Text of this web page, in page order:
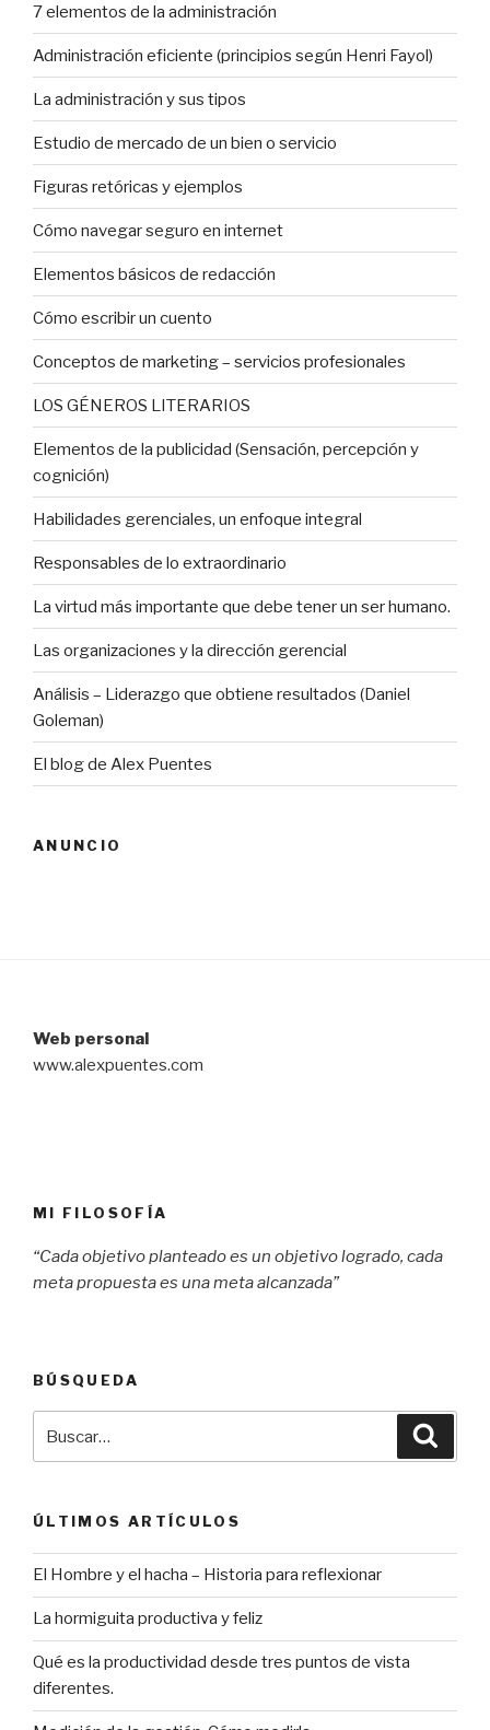
7 elementos de la administración
Administración eficiente (principios según Henri Fayol)
La administración y sus tipos
Estudio de mercado de un bien o servicio
Figuras retóricas y ejemplos
Cómo navegar seguro en internet
Elementos básicos de redacción
Cómo escribir un cuento
Conceptos de marketing – servicios profesionales
LOS GÉNEROS LITERARIOS
Elementos de la publicidad (Sensación, percepción y
cognición)
Habilidades gerenciales, un enfoque integral
Responsables de lo extraordinario
La virtud más importante que debe tener un ser humano.
Las organizaciones y la dirección gerencial
Análisis – Liderazgo que obtiene resultados (Daniel
Goleman)
El blog de Alex Puentes
ANUNCIO
Web personal
www.alexpuentes.com
MI FILOSOFÍA
“Cada objetivo planteado es un objetivo logrado, cada
meta propuesta es una meta alcanzada”
BÚSQUEDA
ÚLTIMOS ARTÍCULOS
El Hombre y el hacha – Historia para reflexionar
La hormiguita productiva y feliz
Qué es la productividad desde tres puntos de vista
diferentes.